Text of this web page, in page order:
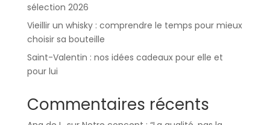
sélection 2026
Vieillir un whisky : comprendre le temps pour mieux
choisir sa bouteille
Saint-Valentin : nos idées cadeaux pour elle et
pour lui
Commentaires récents